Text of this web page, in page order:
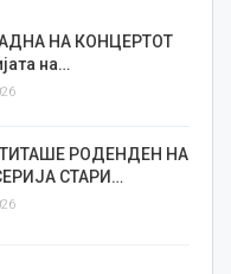
НА КОНЦЕРТОТ
на…
РОДЕНДЕН НА
СТАРИ…